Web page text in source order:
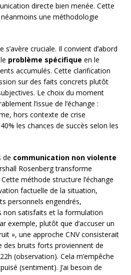
directe bien menée. Cette
une méthodologie
cruciale. Il convient d’abord
problème spécifique en le
accumulés. Cette clarification
sur des faits concrets plutôt
Le choix du moment
l’issue de l’échange :
hors contexte de crise
les chances de succès selon les
de communication non violente
Rosenberg transforme
méthode structure l’échange
factuelle de la situation,
personnels engendrés,
non satisfaits et la formulation
exemple, plutôt que d’accuser un
», une approche CNV consisterait
des bruits forts proviennent de
(observation). Cela m’empêche
(sentiment). J’ai besoin de